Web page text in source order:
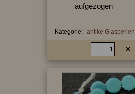
aufgezogen
Kategorie: antike